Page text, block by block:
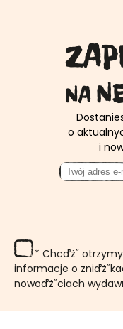
NA
o
i
* Chcďż˝
informacje o
nowoďż˝ciach